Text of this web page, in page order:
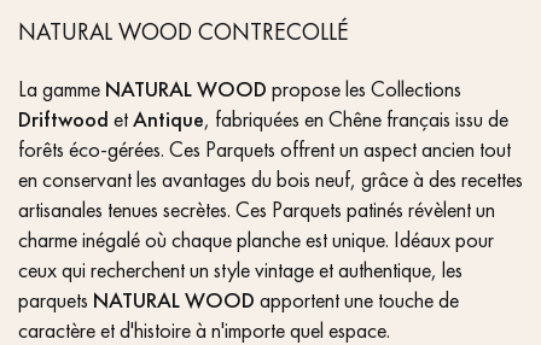
Demandez un rendez-vous personnalisé
Obtenez un devis gratuit !
NATURAL WOOD CONTRECOLLÉ
La gamme NATURAL WOOD propose les Collections
Driftwood etAntique, fabriquées en Chêne français issu de
forêts éco-gérées. Ces Parquets offrent un aspect ancien tout
en conservant les avantages du bois neuf, grâce à des recettes
artisanales tenues secrètes. Ces Parquets patinés révèlent un
charme inégalé où chaque planche est unique. Idéaux pour
ceux qui recherchent un style vintage et authentique, les
parquets NATURAL WOOD apportent une touche de
caractère et d'histoire à n'importe quel espace.